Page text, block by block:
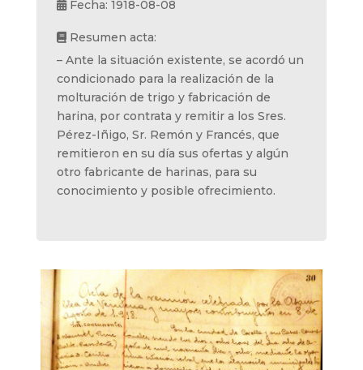
Fecha: 1918-08-08
Resumen acta:
– Ante la situación existente, se acordó un
condicionado para la realización de la
molturación de trigo y fabricación de
harina, por contrata y remitir a los Sres.
Pérez-Iñigo, Sr. Remón y Francés, que
remitieron en su día sus ofertas y algún
otro fabricante de harinas, para su
conocimiento y posible ofrecimiento.